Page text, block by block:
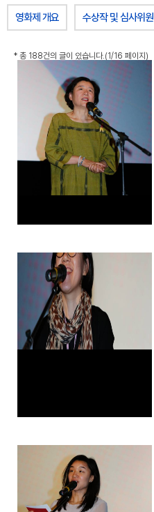
영화제 개요 수상작 및 심사위원
* 총 188건의 글이 있습니다.(1/16 페이지)